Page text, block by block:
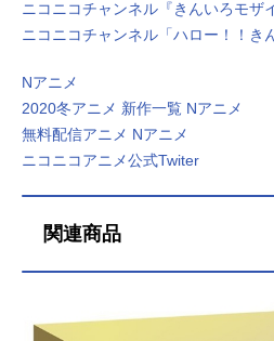
ニコニコチャンネル『きんいろモザ
ニコニコチャンネル「ハロー！！き
Nアニメ
2020冬アニメ 新作一覧 Nアニメ
無料配信アニメ Nアニメ
ニコニコアニメ公式Twiter
関連商品